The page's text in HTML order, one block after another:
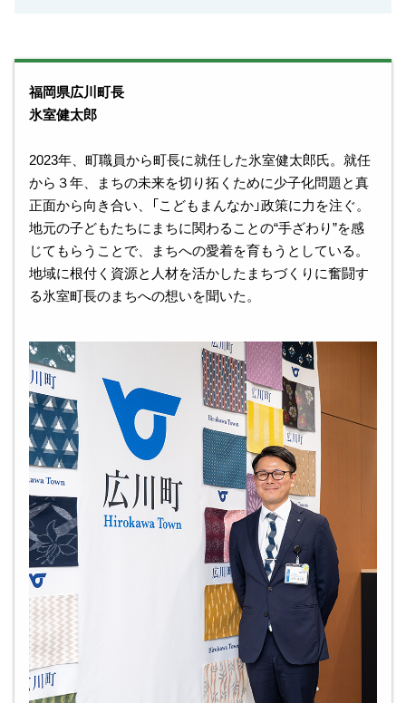
福岡県広川町長
氷室健太郎
2023年、町職員から町⻑に就任した氷室健太郎氏。就任
から３年、まちの未来を切り拓くために少子化問題と真
正面から向き合い、「こどもまんなか」政策に力を注ぐ。
地元の子どもたちにまちに関わることの“手ざわり”を感
じてもらうことで、まちへの愛着を育もうとしている。
地域に根付く資源と人材を活かしたまちづくりに奮闘す
る氷室町⻑のまちへの想いを聞いた。